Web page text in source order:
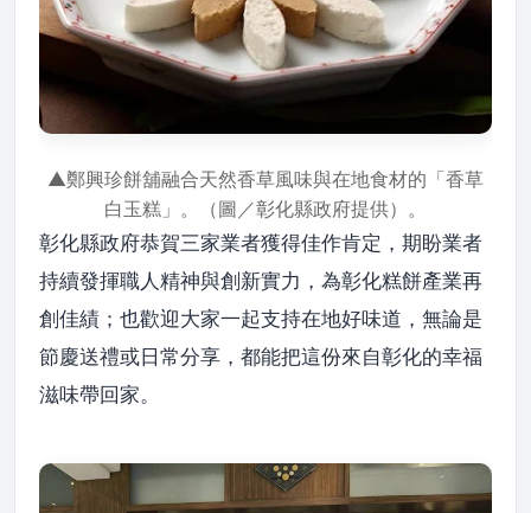
▲鄭興珍餅舖融合天然香草風味與在地食材的「香草
白玉糕」。（圖／彰化縣政府提供）。
彰化縣政府恭賀三家業者獲得佳作肯定，期盼業者
持續發揮職人精神與創新實力，為彰化糕餅產業再
創佳績；也歡迎大家一起支持在地好味道，無論是
節慶送禮或日常分享，都能把這份來自彰化的幸福
滋味帶回家。